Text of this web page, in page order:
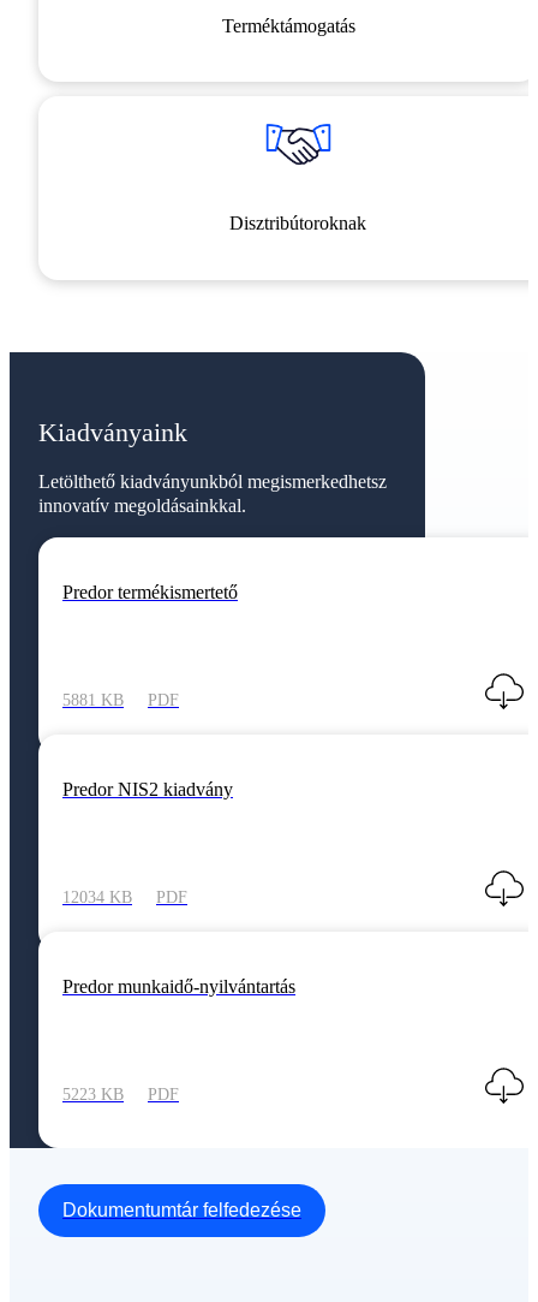
Terméktámogatás
Disztribútoroknak
Kiadványaink
Letölthető kiadványunkból megismerkedhetsz
innovatív megoldásainkkal.
Predor termékismertető
5881 KB PDF
Predor NIS2 kiadvány
12034 KB PDF
Predor munkaidő-nyilvántartás
5223 KB PDF
Dokumentumtár felfedezése